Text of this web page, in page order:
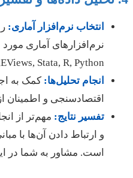
انتخاب نرم‌افزار آماری:
نرم‌افزارهای آماری مورد
EViews, Stata, R, Python, یا SPSS.
انجام تحلیل‌ها:کمک به اجرای
اقتصادسنجی و اطمینان از
تفسیر نتایج:مهم‌تر از انجام
و ارتباط دادن آن‌ها با
است. مشاور به شما در این